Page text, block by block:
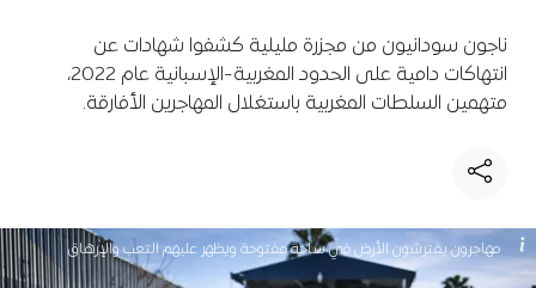
ناجون سودانيون من مجزرة مليلية كشفوا شهادات عن
انتهاكات دامية على الحدود المغربية-الإسبانية عام 2022،
متهمين السلطات المغربية باستغلال المهاجرين الأفارقة.
مهاجرون يفترشون الأرض في ساحة مفتوحة ويظهر عليهم التعب والإرهاق